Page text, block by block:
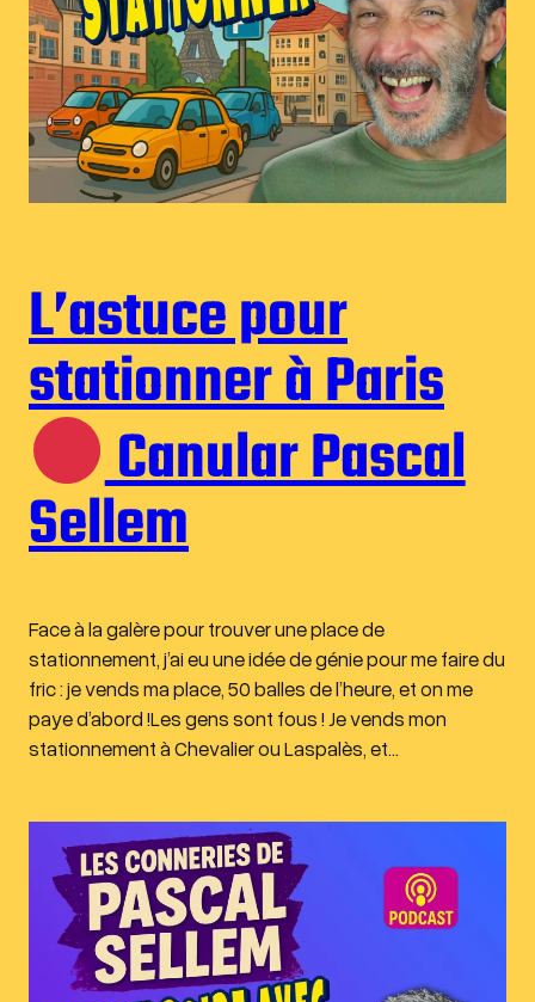
L’astuce pour
stationner à Paris
Canular Pascal
Sellem
Face à la galère pour trouver une place de
stationnement, j’ai eu une idée de génie pour me faire du
fric : je vends ma place, 50 balles de l’heure, et on me
paye d’abord !Les gens sont fous ! Je vends mon
stationnement à Chevalier ou Laspalès, et…